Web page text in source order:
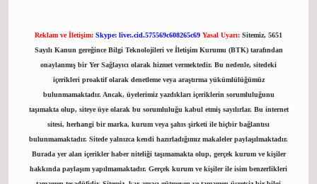
Reklam ve İletişim: Skype: live:.cid.575569c608265c69 Yasal Uyarı: Sitemiz, 5651
Sayılı Kanun gereğince Bilgi Teknolojileri ve İletişim Kurumu (BTK) tarafından
onaylanmış bir Yer Sağlayıcı olarak hizmet vermektedir. Bu nedenle, sitedeki
içerikleri proaktif olarak denetleme veya araştırma yükümlülüğümüz
bulunmamaktadır. Ancak, üyelerimiz yazdıkları içeriklerin sorumluluğunu
taşımakta olup, siteye üye olarak bu sorumluluğu kabul etmiş sayılırlar. Bu internet
sitesi, herhangi bir marka, kurum veya şahıs şirketi ile hiçbir bağlantısı
bulunmamaktadır. Sitede yalnızca kendi hazırladığımız makaleler paylaşılmaktadır.
Burada yer alan içerikler haber niteliği taşımamakta olup, gerçek kurum ve kişiler
hakkında paylaşım yapılmamaktadır. Gerçek kurum ve kişiler ile isim benzerlikleri